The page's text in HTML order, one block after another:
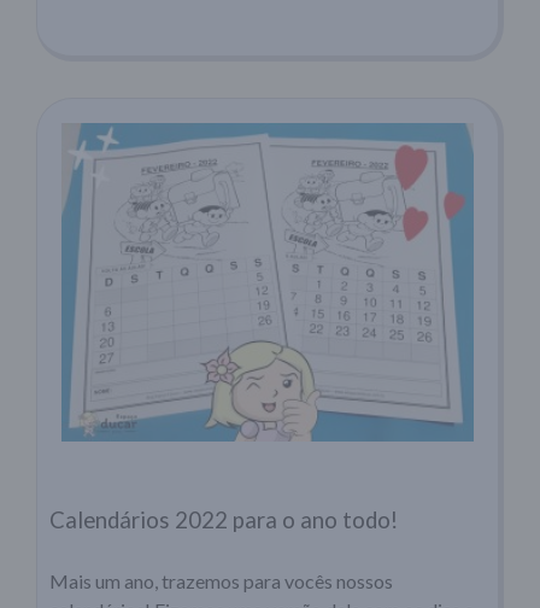
Calendários 2022 para o ano todo!
Mais um ano, trazemos para vocês nossos